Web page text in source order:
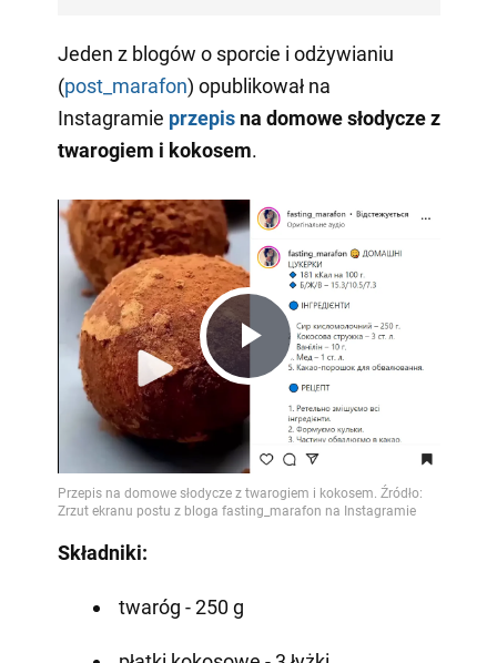
Jeden z blogów o sporcie i odżywianiu
(post_marafon) opublikował na
Instagramie przepisna domowe słodycze z
twarogiem i kokosem.
Play
Video
Składniki:
twaróg - 250 g